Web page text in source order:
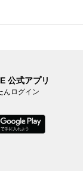
公式アプリ
んログイン